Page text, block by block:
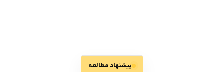
پیشنهاد مطالعه